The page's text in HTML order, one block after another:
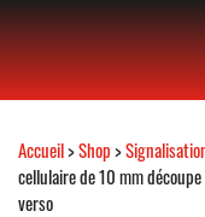
Accueil>Shop>
cellulaire de 10 mm
verso